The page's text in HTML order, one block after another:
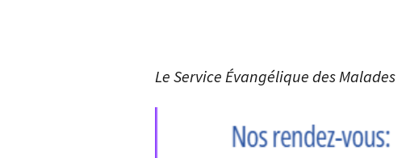
Le Service Évangélique des Malades